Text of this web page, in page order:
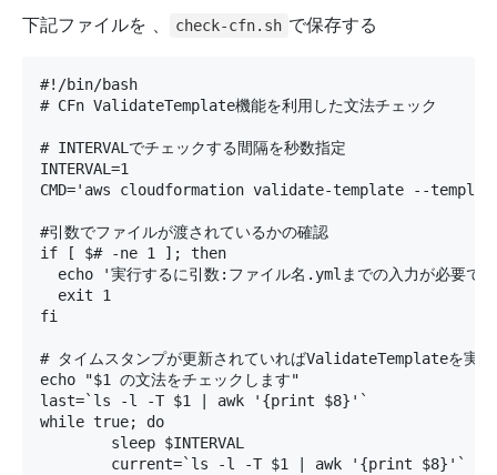
下記ファイルを 、 check-cfn.sh で保存する
#!/bin/bash
# CFn ValidateTemplate機能を利用した文法チェック
# INTERVALでチェックする間隔を秒数指定
INTERVAL=1
CMD='aws cloudformation validate-template --
#引数でファイルが渡されているかの確認
if [ $# -ne 1 ]; then
echo '実行するに引数:ファイル名.ymlまでの入力が必要で
  exit 1
fi
# タイムスタンプが更新されていればValidateTemplateを実行
echo "$1 の文法をチェックします"
last=`ls -l -T $1 | awk '{print $8}'`
while true; do
        sleep $INTERVAL
        current=`ls -l -T $1 | awk '{print $8}'`